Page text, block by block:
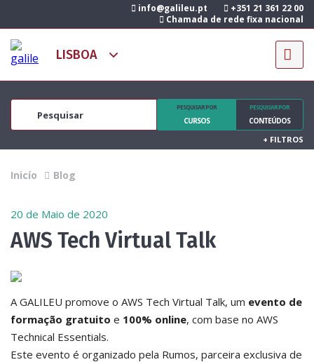
info@galileu.pt
+351 21 361 22 00
Chamada de rede fixa nacional
PESQUISAR POR
CURSOS
PESQUISAR POR
CONTEÚDOS
+ FILTROS
Inicío Blog
20 de Maio de 2020
AWS Tech Virtual Talk
A GALILEU promove o AWS Tech Virtual Talk, um evento de
formação gratuito e 100% online, com base no AWS
Technical Essentials.
Este evento é organizado pela Rumos, parceira exclusiva de